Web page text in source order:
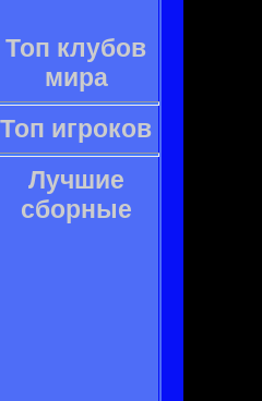
Топ клубов
мира
Топ игроков
Лучшие
сборные